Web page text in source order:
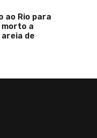
ao Rio para
a
de